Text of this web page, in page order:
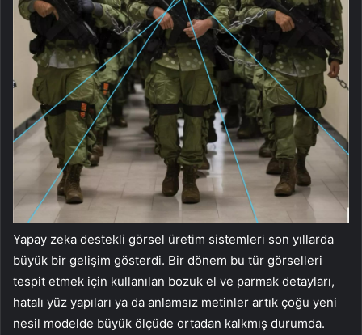
Yapay zeka destekli görsel üretim sistemleri son yıllarda
büyük bir gelişim gösterdi. Bir dönem bu tür görselleri
tespit etmek için kullanılan bozuk el ve parmak detayları,
hatalı yüz yapıları ya da anlamsız metinler artık çoğu yeni
nesil modelde büyük ölçüde ortadan kalkmış durumda.